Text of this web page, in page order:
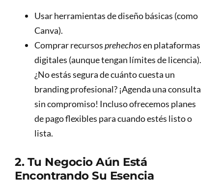
Usar herramientas de diseño básicas (como
Canva).
Comprar recursosprehechosen plataformas
digitales (aunque tengan límites de licencia).
¿No estás segura de cuánto cuesta un
branding profesional? ¡Agenda una consulta
sin compromiso! Incluso ofrecemos planes
de pago flexibles para cuando estés listo o
lista.
2. Tu Negocio Aún Está
Encontrando Su Esencia